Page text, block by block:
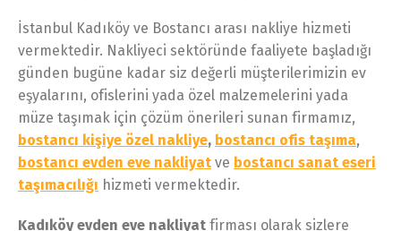
İstanbul Kadıköy ve Bostancı arası nakliye hizmeti
vermektedir. Nakliyeci sektöründe faaliyete başladığı
günden bugüne kadar siz değerli müşterilerimizin ev
eşyalarını, ofislerini yada özel malzemelerini yada
müze taşımak için çözüm önerileri sunan firmamız,
bostancı kişiye özel nakliye, bostancı ofis taşıma,
bostancı evden eve nakliyat ve bostancı sanat eseri
taşımacılığı hizmeti vermektedir.
Kadıköy evden eve nakliyat firması olarak sizlere